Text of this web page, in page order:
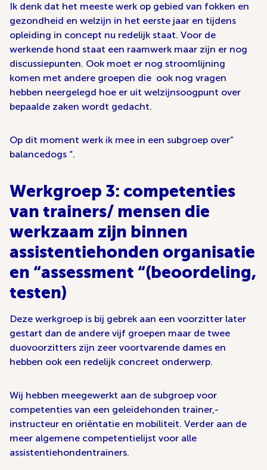
Ik denk dat het meeste werk op gebied van fokken en
gezondheid en welzijn in het eerste jaar en tijdens
opleiding in concept nu redelijk staat. Voor de
werkende hond staat een raamwerk maar zijn er nog
discussiepunten. Ook moet er nog stroomlijning
komen met andere groepen die ook nog vragen
hebben neergelegd hoe er uit welzijnsoogpunt over
bepaalde zaken wordt gedacht.
Op dit moment werk ik mee in een subgroep over”
balancedogs “.
Werkgroep 3: competenties
van trainers/ mensen die
werkzaam zijn binnen
assistentiehonden organisatie
en “assessment “(beoordeling,
testen)
Deze werkgroep is bij gebrek aan een voorzitter later
gestart dan de andere vijf groepen maar de twee
duovoorzitters zijn zeer voortvarende dames en
hebben ook een redelijk concreet onderwerp.
Wij hebben meegewerkt aan de subgroep voor
competenties van een geleidehonden trainer,-
instructeur en oriëntatie en mobiliteit. Verder aan de
meer algemene competentielijst voor alle
assistentiehondentrainers.